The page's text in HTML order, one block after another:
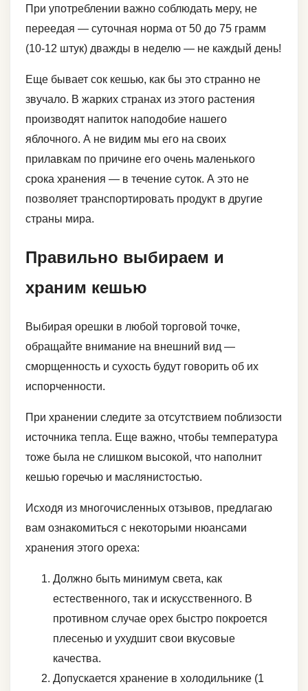
При употреблении важно соблюдать меру, не
переедая — суточная норма от 50 до 75 грамм
(10-12 штук) дважды в неделю — не каждый день!
Еще бывает сок кешью, как бы это странно не
звучало. В жарких странах из этого растения
производят напиток наподобие нашего
яблочного. А не видим мы его на своих
прилавкам по причине его очень маленького
срока хранения — в течение суток. А это не
позволяет транспортировать продукт в другие
страны мира.
Правильно выбираем и
храним кешью
Выбирая орешки в любой торговой точке,
обращайте внимание на внешний вид —
сморщенность и сухость будут говорить об их
испорченности.
При хранении следите за отсутствием поблизости
источника тепла. Еще важно, чтобы температура
тоже была не слишком высокой, что наполнит
кешью горечью и маслянистостью.
Исходя из многочисленных отзывов, предлагаю
вам ознакомиться с некоторыми нюансами
хранения этого ореха:
Должно быть минимум света, как
естественного, так и искусственного. В
противном случае орех быстро покроется
плесенью и ухудшит свои вкусовые
качества.
Допускается хранение в холодильнике (1